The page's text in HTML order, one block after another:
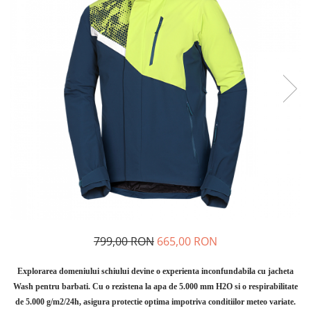
Corzi si Cordeline
Suruburi de gheata
Lopeti de zapada / avalansa
RACHETE DE ZAPADA
SACI DE DORMIT
RUCSACI
799,00 RON 665,00 RON
Explorarea domeniului schiului devine o experienta inconfundabila cu jacheta
Wash pentru barbati. Cu o rezistena la apa de 5.000 mm H2O si o respirabilitate
de 5.000 g/m2/24h, asigura protectie optima impotriva conditiilor meteo variate.